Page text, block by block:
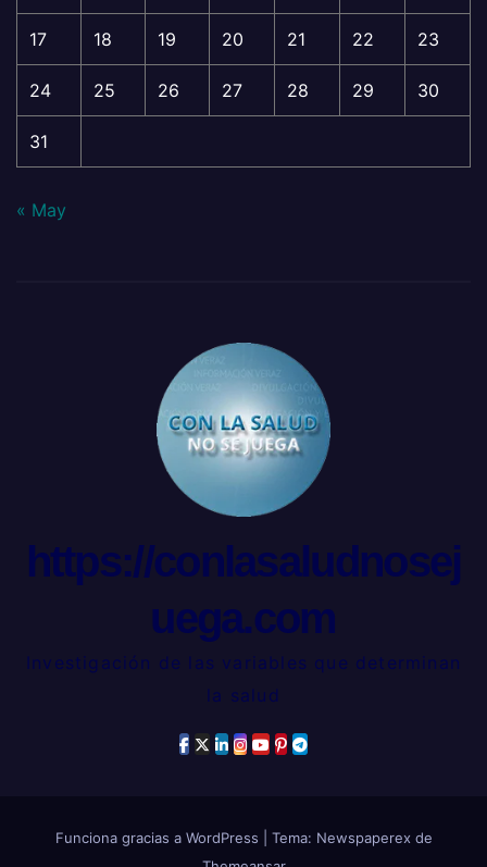
17 18 19 20 21 22 23
24 25 26 27 28 29 30
31
« May
https://conlasaludnosej
uega.com
Investigación de las variables que determinan
la salud
Funciona gracias a WordPress
Tema: Newspaperex de